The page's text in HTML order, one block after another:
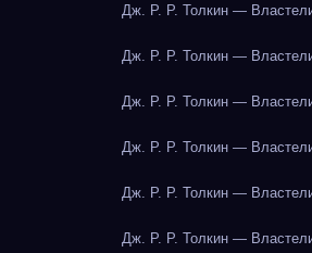
Дж. Р. Р. Толкин —
Дж. Р. Р. Толкин —
Дж. Р. Р. Толкин —
Дж. Р. Р. Толкин —
Дж. Р. Р. Толкин —
Дж. Р. Р. Толкин —